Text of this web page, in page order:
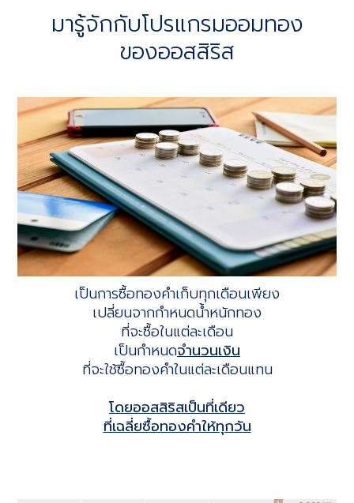
มารู้จักกับโปรแกรมออมทอง
ของออสสิริส
เป็นการซื้อทองคำเก็บทุกเดือนเพียง
เปลี่ยนจากกำหนดน้ำหนักทอง
ที่จะซื้อในแต่ละเดือน
เป็นกำหนดจำนวนเงิน
ที่จะใช้ซื้อทองคำในแต่ละเดือนแทน
โดยออสสิริสเป็นที่เดียว
ที่เฉลี่ยซื้อทองคำให้ทุกวัน